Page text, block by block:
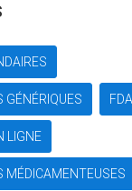
GÉNÉRIQUES FDA
LIGNE
MÉDICAMENTEUSES